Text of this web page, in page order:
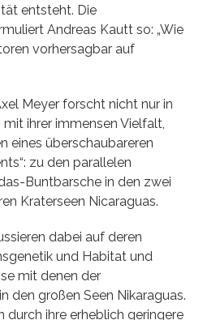
entsteht. Die
Andreas Kautt so: „Wie
vorhersagbar auf
Meyer forscht nicht nur in
ihrer immensen Vielfalt,
eines überschaubareren
zu den parallelen
Buntbarsche in den zwei
Kraterseen Nicaraguas.
dabei auf deren
und Habitat und
mit denen der
den großen Seen Nikaraguas.
durch ihre erheblich geringere